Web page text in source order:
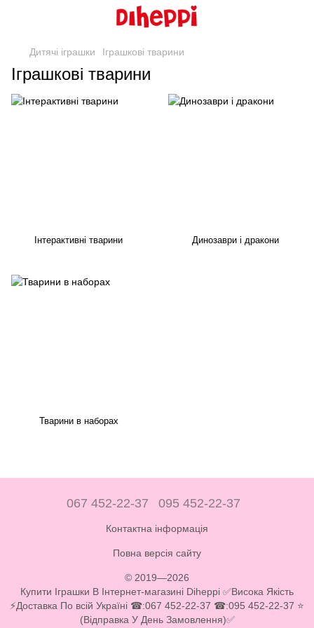
Дитячі іграшки Іграшкові тварини
Іграшкові тварини
Інтерактивні тварини Динозаври і дракони
Тварини в наборах
067 452-22-37 095 452-22-37
Контактна інформація
Повна версія сайту
© 2019—2026
Купити Іграшки В Інтернет-магазині Diheppi ✅Висока Якість
⚡Доставка По всій Україні ☎:067 452-22-37 ☎:095 452-22-37 ⭐
(Відправка У День Замовлення)✅